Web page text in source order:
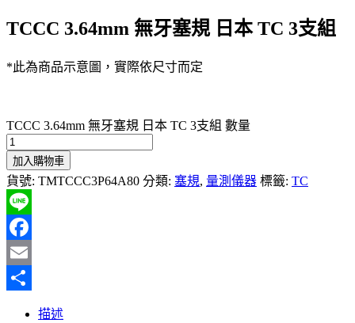
TCCC 3.64mm 無牙塞規 日本 TC 3支組
*此為商品示意圖，實際依尺寸而定
TCCC 3.64mm 無牙塞規 日本 TC 3支組 數量
加入購物車
貨號: TMTCCC3P64A80 分類: 塞規, 量測儀器 標籤: TC
Line
Facebook
Email
描述